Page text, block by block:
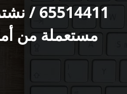
مستعملة من